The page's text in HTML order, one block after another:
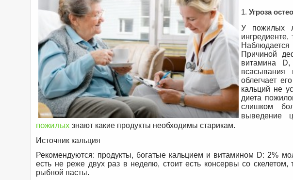
Угроза
У пожилых
Причиной
витамина
облегчает
кальций не
диета
слишком
выведение
пожилых знают какие продукты необходимы старикам.
Источник кальция
Рекомендуются: продукты, богатые кальцием и витамином D: 2%
есть не реже двух раз в неделю, стоит есть консервы со
рыбной пасты.